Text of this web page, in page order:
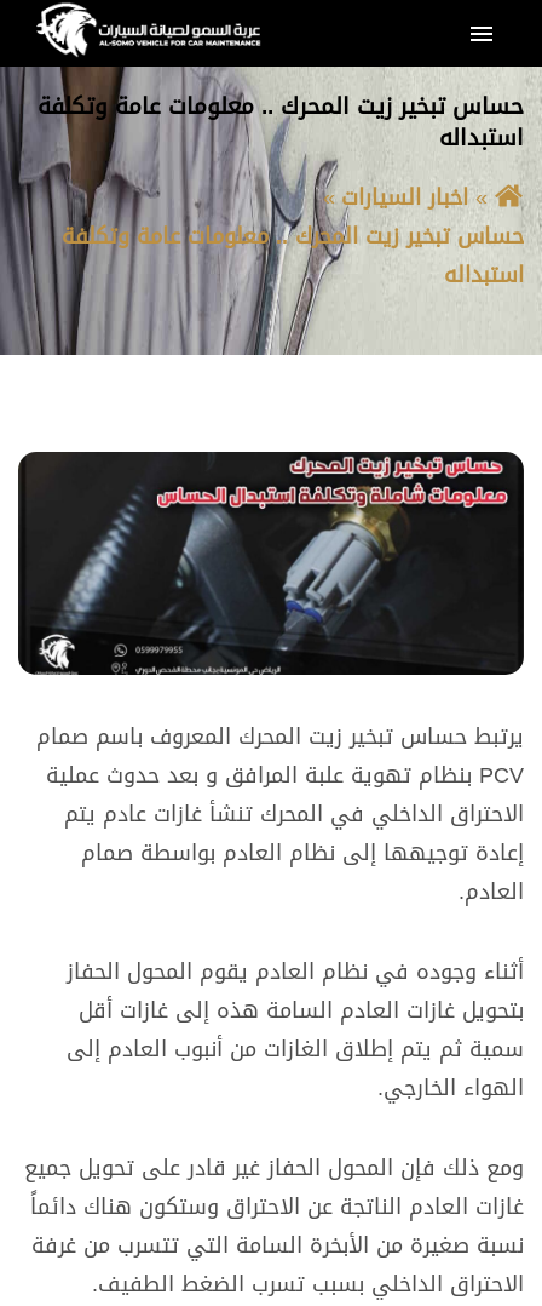
حساس تبخير زيت المحرك .. معلومات عامة وتكلفة
استبداله
اخبار السيارات
حساس تبخير زيت المحرك .. معلومات عامة وتكلفة
استبداله
يرتبط حساس تبخير زيت المحرك المعروف باسم صمام
PCV بنظام تهوية علبة المرافق و بعد حدوث عملية
الاحتراق الداخلي في المحرك تنشأ غازات عادم يتم
إعادة توجيهها إلى نظام العادم بواسطة صمام
العادم.
أثناء وجوده في نظام العادم يقوم المحول الحفاز
بتحويل غازات العادم السامة هذه إلى غازات أقل
سمية ثم يتم إطلاق الغازات من أنبوب العادم إلى
الهواء الخارجي.
ومع ذلك فإن المحول الحفاز غير قادر على تحويل جميع
غازات العادم الناتجة عن الاحتراق وستكون هناك دائماً
نسبة صغيرة من الأبخرة السامة التي تتسرب من غرفة
الاحتراق الداخلي بسبب تسرب الضغط الطفيف.